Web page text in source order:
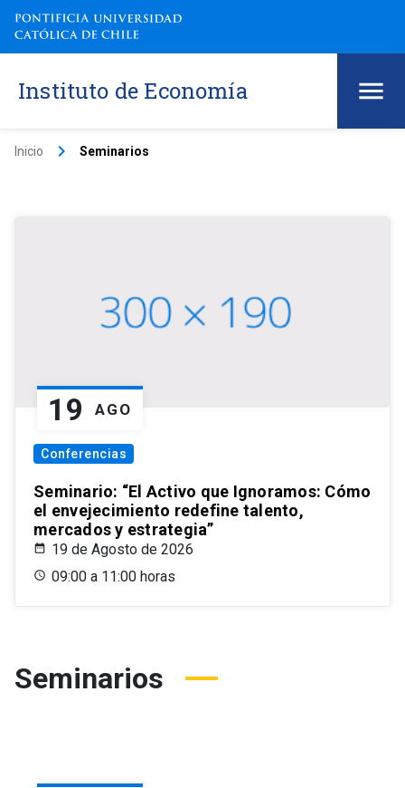
Instituto de Economía
Inicio keyboard_arrow_right Seminarios
19 AGO
Conferencias
Seminario: “El Activo que Ignoramos: Cómo
el envejecimiento redefine talento,
mercados y estrategia”
19 de Agosto de 2026
09:00 a 11:00 horas
Seminarios